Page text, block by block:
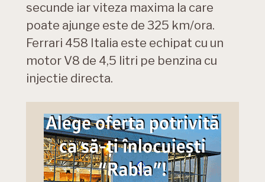
secunde iar viteza maxima la care
poate ajunge este de 325 km/ora.
Ferrari 458 Italia este echipat cu un
motor V8 de 4,5 litri pe benzina cu
injectie directa.